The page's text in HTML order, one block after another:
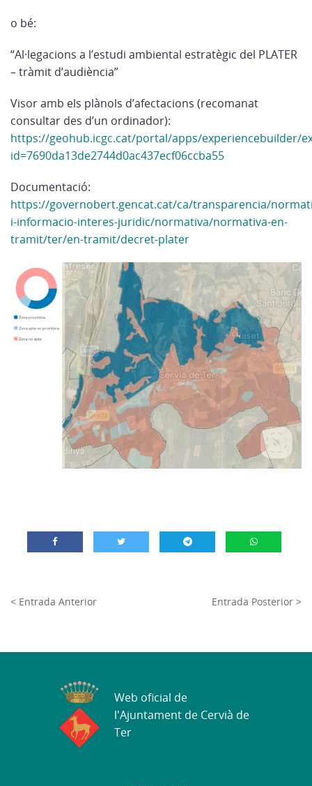
o bé:
“Al·legacions a l’estudi ambiental estratègic del PLATER
– tràmit d’audiència”
Visor amb els plànols d’afectacions (recomanat
consultar des d’un ordinador):
https://geohub.icgc.cat/portal/apps/experiencebuilder/
id=7690da13de2744d0ac437ecf06ccba55
Documentació:
https://governobert.gencat.cat/ca/transparencia/
i-informacio-interes-juridic/normativa/normativa-en-
tramit/ter/en-tramit/decret-plater
< Entrada Anterior Entrada Posterior >
Web oficial de
l'Ajuntament de Cervià de
Ter